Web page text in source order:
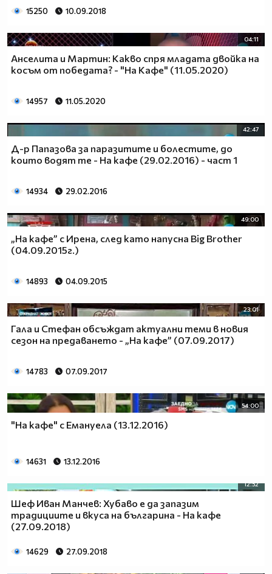
15250 10.09.2018
04:11
Анселита и Мартин: Какво спря младата двойка на
косъм от победата? - "На Кафе" (11.05.2020)
14957 11.05.2020
42:47
Д-р Папазова за паразитите и болестите, до
които водят те - На кафе (29.02.2016) - част 1
14934 29.02.2016
49:00
„На кафе” с Ирена, след като напусна Big Brother
(04.09.2015г.)
14893 04.09.2015
23:01
Гала и Стефан обсъждат актуални теми в новия
сезон на предаването - „На кафе” (07.09.2017)
14783 07.09.2017
54:00
"На кафе" с Емануела (13.12.2016)
14631 13.12.2016
12:52
Шеф Иван Манчев: Хубаво е да запазим
традициите и вкуса на българина - На кафе
(27.09.2018)
14629 27.09.2018